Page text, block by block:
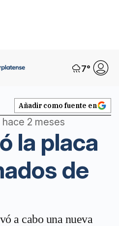
7°
Añadir como fuente en
2 meses
la placa
de
a cabo una nueva